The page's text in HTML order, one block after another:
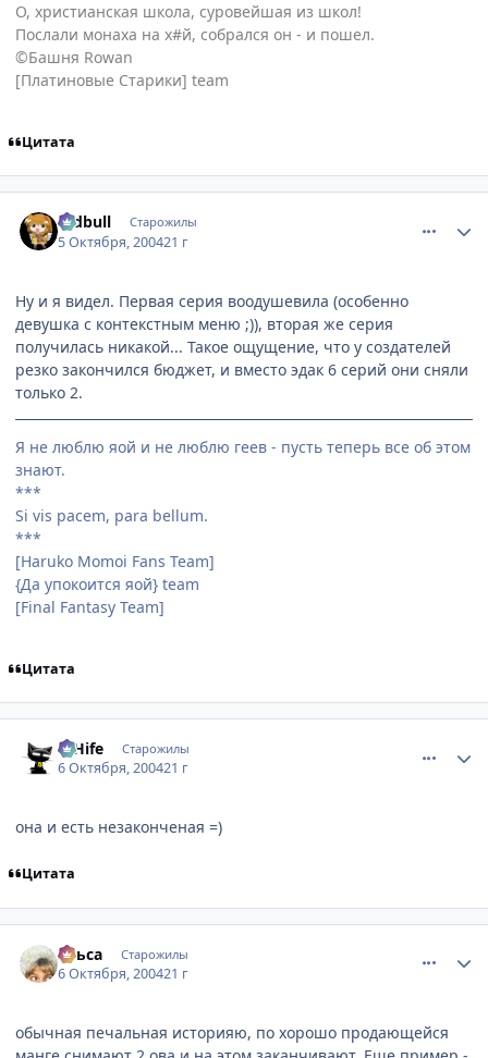
О, христианская школа, суровейшая из школ!
Послали монаха на х#й, собрался он - и пошел.
©Башня Rowan
[Платиновые Старики] team
Цитата
redbull Старожилы
5 Октября, 200421 г
Ну и я видел. Первая серия воодушевила (особенно
девушка с контекстным меню ;)), вторая же серия
получилась никакой... Такое ощущение, что у создателей
резко закончился бюджет, и вместо эдак 6 серий они сняли
только 2.
Я не люблю яой и не люблю геев - пусть теперь все об этом
знают.
***
Si vis pacem, para bellum.
***
[Haruko Momoi Fans Team]
{Да упокоится яой} team
[Final Fantasy Team]
Цитата
D'Hife Старожилы
6 Октября, 200421 г
она и есть незаконченая =)
Цитата
Ульса Старожилы
6 Октября, 200421 г
обычная печальная историяю, по хорошо продающейся